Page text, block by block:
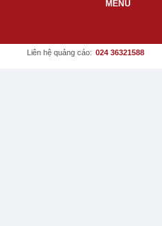
Liên hệ quảng cáo: 024 36321588